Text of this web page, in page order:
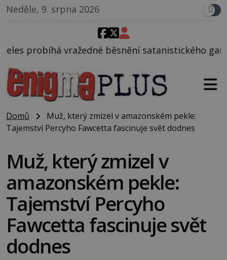
Neděle, 9. srpna 2026
běsnění satanistického gangu vedeného
Domů
Muž, který zmizel v amazonském pekle:
Tajemství Percyho Fawcetta fascinuje svět dodnes
Muž, který zmizel v
amazonském pekle:
Tajemství Percyho
Fawcetta fascinuje svět
dodnes